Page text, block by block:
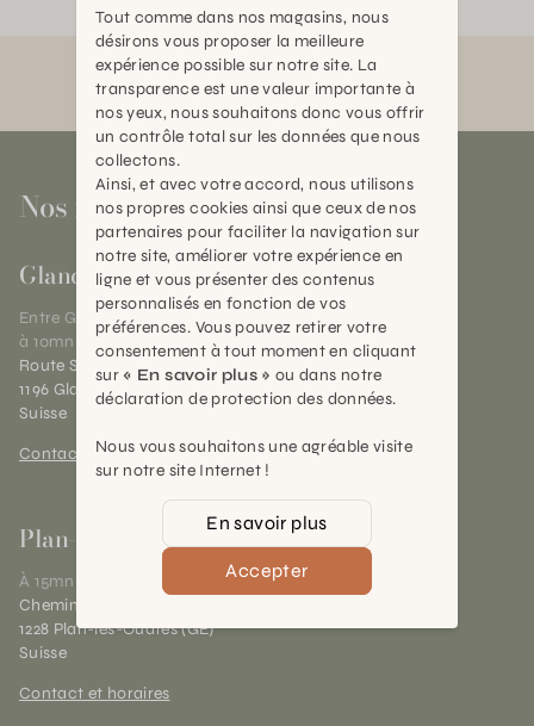
Nos magasins
Gland
Entre Genève et Lausanne,
à 10mn de Nyon
Route Suisse 40
1196 Gland (VD)
Suisse
Contact et horaires
Plan-les-Ouates
À 15mn du centre de Genève
Chemin des Charrotons 25
1228 Plan-les-Ouates (GE)
Suisse
Contact et horaires
Tout comme dans nos magasins, nous
désirons vous proposer la meilleure
expérience possible sur notre site. La
transparence est une valeur importante à
nos yeux, nous souhaitons donc vous offrir
un contrôle total sur les données que nous
collectons.
Ainsi, et avec votre accord, nous utilisons
nos propres cookies ainsi que ceux de nos
partenaires pour faciliter la navigation sur
notre site, améliorer votre expérience en
ligne et vous présenter des contenus
personnalisés en fonction de vos
préférences. Vous pouvez retirer votre
consentement à tout moment en cliquant
sur « En savoir plus » ou dans notre
déclaration de protection des données.
Nous vous souhaitons une agréable visite
sur notre site Internet !
En savoir plus
Accepter